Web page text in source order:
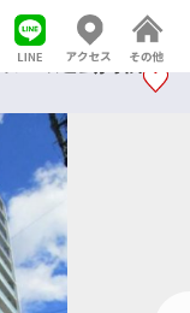
ンの過去掲載